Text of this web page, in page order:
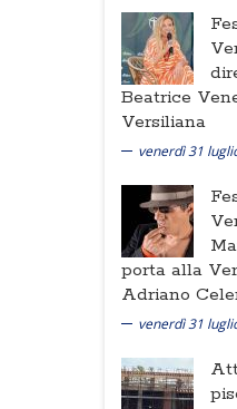
Beatrice
Versiliana
venerdì 31
porta alla
Adriano
venerdì 31